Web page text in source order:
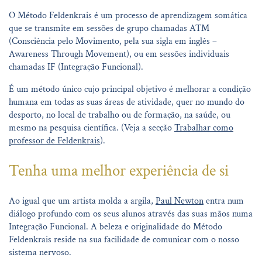
O Método Feldenkrais é um processo de aprendizagem somática
que se transmite em sessões de grupo chamadas ATM
(Consciência pelo Movimento, pela sua sigla em inglês –
Awareness Through Movement), ou em sessões individuais
chamadas IF (Integração Funcional).
É um método único cujo principal objetivo é melhorar a condição
humana em todas as suas áreas de atividade, quer no mundo do
desporto, no local de trabalho ou de formação, na saúde, ou
mesmo na pesquisa científica. (Veja a secçãoTrabalhar como
professor de Feldenkrais).
Tenha uma melhor experiência de si
Ao igual que um artista molda a argila, Paul Newtonentra num
diálogo profundo com os seus alunos através das suas mãos numa
Integração Funcional. A beleza e originalidade do Método
Feldenkrais reside na sua facilidade de comunicar com o nosso
sistema nervoso.